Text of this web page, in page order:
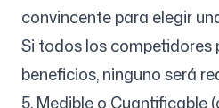
convincente para elegir
Si todos los competidores
beneficios, ninguno será
5. Medible o Cuantificable